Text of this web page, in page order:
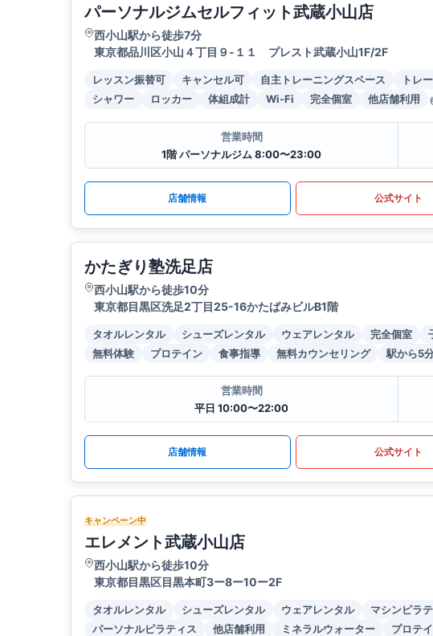
パーソナルジムセルフィット武蔵小山店
西小山駅から徒歩7分
東京都品川区小山４丁目９-１１ プレスト武蔵小山1F/2F
レッスン振替可 キャンセル可 自主トレーニングスペース
トレ
シャワー
ロッカー 体組成計 Wi-Fi 完全個室 他店舗利用
営業時間
1階 パーソナルジム 8:00〜23:00
店舗情報 公式サイト
かたぎり塾洗足店
西小山駅から徒歩10分
東京都目黒区洗足2丁目25-16かたばみビルB1階
タオルレンタル シューズレンタル ウェアレンタル 完全個室
無料体験
プロテイン 食事指導 無料カウンセリング 駅から5
営業時間
平日 10:00〜22:00
店舗情報 公式サイト
キャンペーン中
エレメント武蔵小山店
西小山駅から徒歩10分
東京都目黒区目黒本町3ー8ー10ー2F
タオルレンタル シューズレンタル ウェアレンタル
マシンピラ
パーソナルピラティス
他店舗利用 ミネラルウォーター プロテ